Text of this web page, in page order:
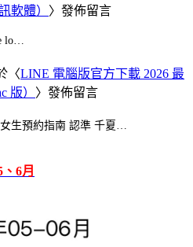
軟體） 〉發佈留言
lo…
〈LINE 電腦版官方下載 2026 最
版） 〉發佈留言
生預約指南 認準 千夏…
6月